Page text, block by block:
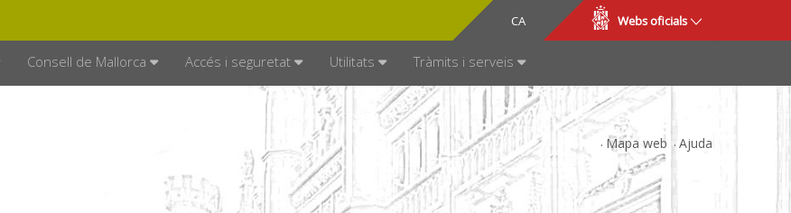
CA
ES Webs oficials
Consell de Mallorca Accés i seguretat Utilitats Tràmits i serveis
Mapa web Ajuda